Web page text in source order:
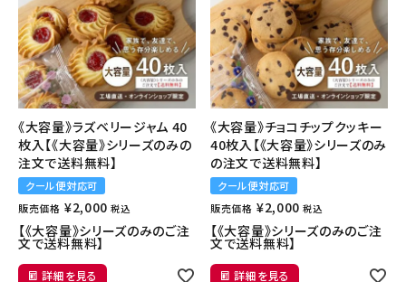
PRICE 価格から探す
GIFT ギフトシーンから探す
ご利用ガイド
プライバシーポリシー
特定商取引法について
お問い合わせ
《大容量》ラズベリージャム 40
枚入【《大容量》シリーズのみの
注文で送料無料】
クール便対応可
販売価格 ¥2,000 税込
【《大容量》シリーズのみのご注
文で送料無料】
詳細を見る
《大容量》チョコチップクッキー
40枚入【《大容量》シリーズのみ
の注文で送料無料】
クール便対応可
販売価格 ¥2,000 税込
【《大容量》シリーズのみのご注
文で送料無料】
詳細を見る